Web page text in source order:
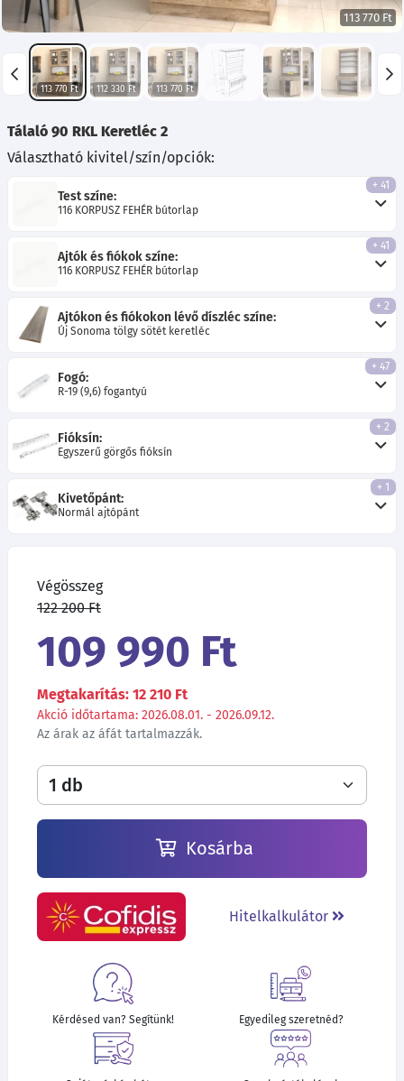
113 770 Ft
113 770 Ft 112 330 Ft 113 770 Ft
Tálaló 90 RKL Keretléc 2
Választható kivitel/szín/opciók:
Test színe:
116 KORPUSZ FEHÉR bútorlap
+ 41
Ajtók és fiókok színe:
116 KORPUSZ FEHÉR bútorlap
+ 41
Ajtókon és fiókokon lévő díszléc színe:
Új Sonoma tölgy sötét keretléc
+ 2
Fogó:
R-19 (9,6) fogantyú
+ 47
Fióksín:
Egyszerű görgős fióksín
+ 2
Kivetőpánt:
Normál ajtópánt
+ 1
Végösszeg
122 200 Ft
109 990 Ft
Megtakarítás: 12 210 Ft
Akció időtartama: 2026.08.01. - 2026.09.12.
Az árak az áfát tartalmazzák.
Kosárba
Hitelkalkulátor
Kérdésed van? Segítünk! Egyedileg szeretnéd?